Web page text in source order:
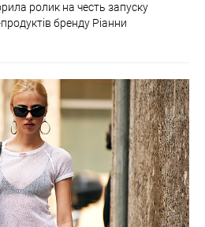
ролик на честь запуску
бренду Ріанни